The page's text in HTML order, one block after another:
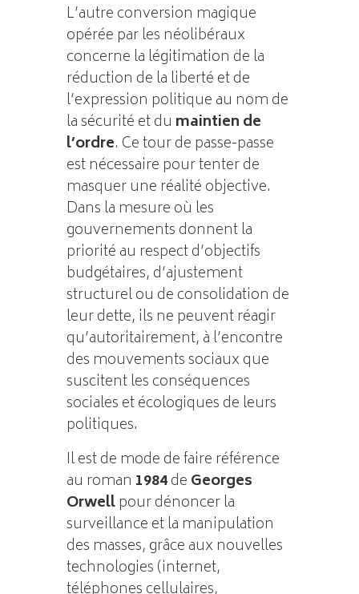
L’autre conversion magique
opérée par les néolibéraux
concerne la légitimation de la
réduction de la liberté et de
l’expression politique au nom de
la sécurité et du maintien de
l’ordre. Ce tour de passe-passe
est nécessaire pour tenter de
masquer une réalité objective.
Dans la mesure où les
gouvernements donnent la
priorité au respect d’objectifs
budgétaires, d’ajustement
structurel ou de consolidation de
leur dette, ils ne peuvent réagir
qu’autoritairement, à l’encontre
des mouvements sociaux que
suscitent les conséquences
sociales et écologiques de leurs
politiques.
Il est de mode de faire référence
au roman 1984deGeorges
Orwellpour dénoncer la
surveillance et la manipulation
des masses, grâce aux nouvelles
technologies (internet,